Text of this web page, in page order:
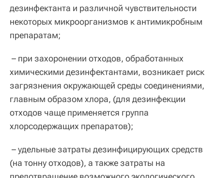
дезинфектанта и различной чувствительности
некоторых микроорганизмов к антимикробным
препаратам;
– при захоронении отходов, обработанных
химическими дезинфектантами, возникает риск
загрязнения окружающей среды соединениями,
главным образом хлора, (для дезинфекции
отходов чаще применяется группа
хлорсодержащих препаратов);
– удельные затраты дезинфицирующих средств
(на тонну отходов), а также затраты на